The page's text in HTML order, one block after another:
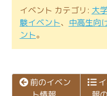
イベント カテゴリ: 大
験イベント、 中高生向
ント。
前のイベン